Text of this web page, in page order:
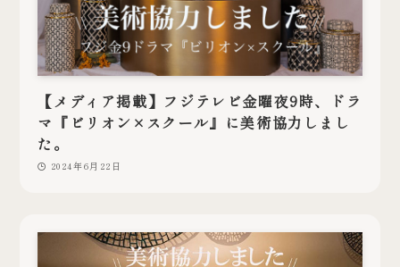
【メディア掲載】フジテレビ金曜夜9時、ドラ
マ『ビリオン×スクール』に美術協力しまし
た。
2024年6月22日